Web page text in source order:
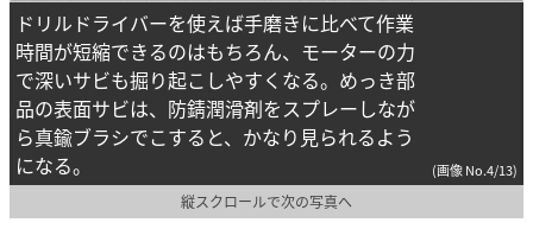
ドリルドライバーを使えば手磨きに比べて作業
時間が短縮できるのはもちろん、モーターの力
で深いサビも掘り起こしやすくなる。めっき部
品の表面サビは、防錆潤滑剤をスプレーしなが
ら真鍮ブラシでこすると、かなり見られるよう
になる。
(画像 No.4/13)
縦スクロールで次の写真へ